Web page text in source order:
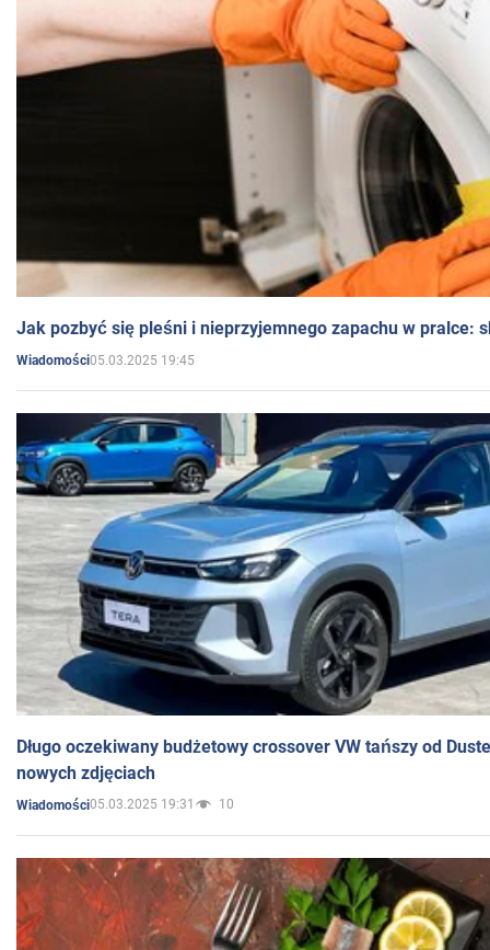
Jak pozbyć się pleśni i nieprzyjemnego zapachu w pralce:
Wiadomości05.03.2025 19:45
Długo oczekiwany budżetowy crossover VW tańszy od
nowych zdjęciach
Wiadomości05.03.2025 19:31 10